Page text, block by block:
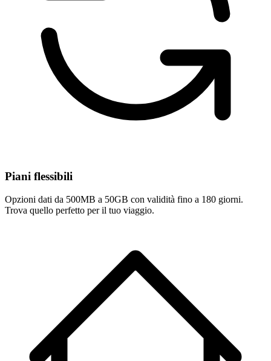
Piani flessibili
Opzioni dati da 500MB a 50GB con validità fino a 180 giorni.
Trova quello perfetto per il tuo viaggio.